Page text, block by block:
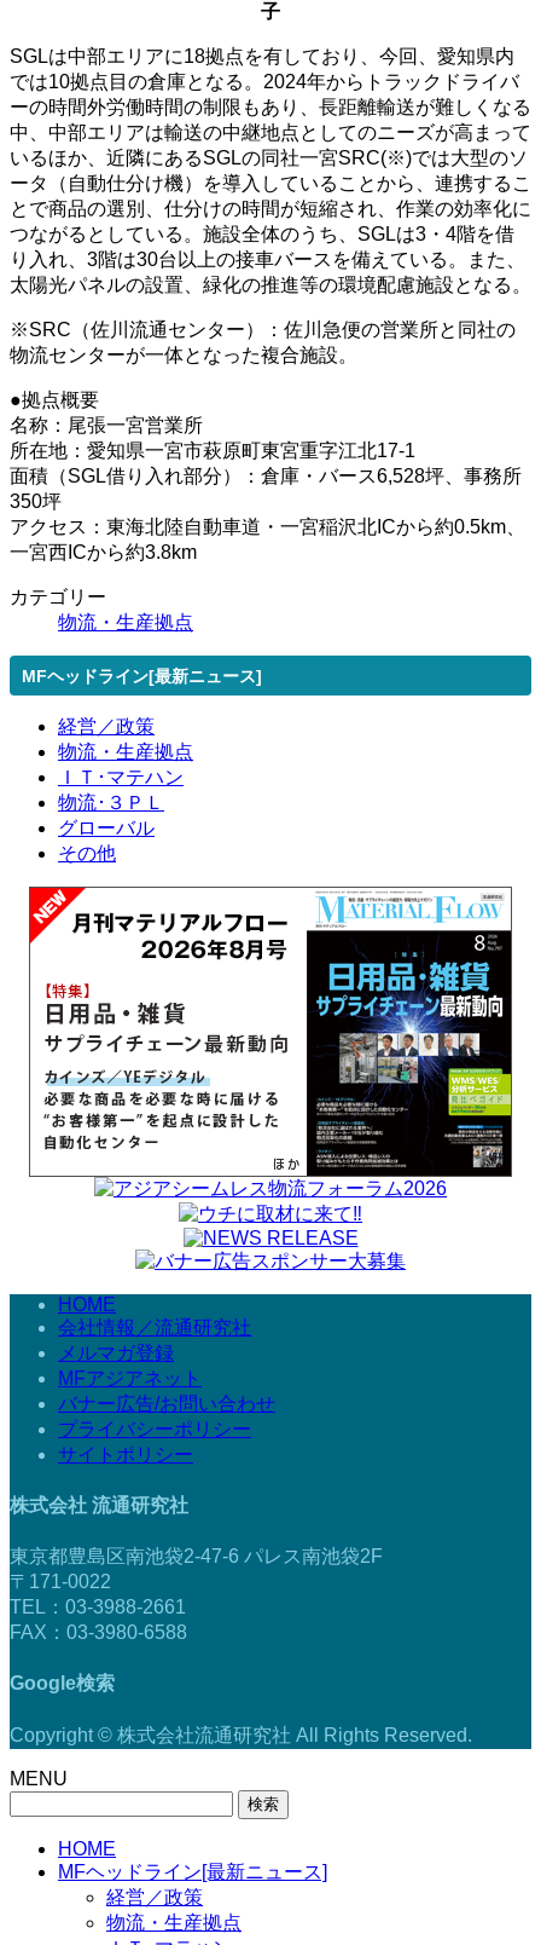
子
SGLは中部エリアに18拠点を有しており、今回、愛知県内
では10拠点目の倉庫となる。2024年からトラックドライバ
ーの時間外労働時間の制限もあり、長距離輸送が難しくなる
中、中部エリアは輸送の中継地点としてのニーズが高まって
いるほか、近隣にあるSGLの同社一宮SRC(※)では大型のソ
ータ（自動仕分け機）を導入していることから、連携するこ
とで商品の選別、仕分けの時間が短縮され、作業の効率化に
つながるとしている。施設全体のうち、SGLは3・4階を借
り入れ、3階は30台以上の接車バースを備えている。また、
太陽光パネルの設置、緑化の推進等の環境配慮施設となる。
※SRC（佐川流通センター）：佐川急便の営業所と同社の
物流センターが一体となった複合施設。
●拠点概要
名称：尾張一宮営業所
所在地：愛知県一宮市萩原町東宮重字江北17-1
面積（SGL借り入れ部分）：倉庫・バース6,528坪、事務所
350坪
アクセス：東海北陸自動車道・一宮稲沢北ICから約0.5km、
一宮西ICから約3.8km
カテゴリー
物流・生産拠点
MFヘッドライン[最新ニュース]
経営／政策
物流・生産拠点
ＩＴ･マテハン
物流･３ＰＬ
グローバル
その他
HOME
会社情報／流通研究社
メルマガ登録
MFアジアネット
バナー広告/お問い合わせ
プライバシーポリシー
サイトポリシー
株式会社 流通研究社
東京都豊島区南池袋2-47-6 パレス南池袋2F
〒171-0022
TEL：03-3988-2661
FAX：03-3980-6588
Google検索
Copyright © 株式会社流通研究社 All Rights Reserved.
MENU
HOME
MFヘッドライン[最新ニュース]
経営／政策
物流・生産拠点